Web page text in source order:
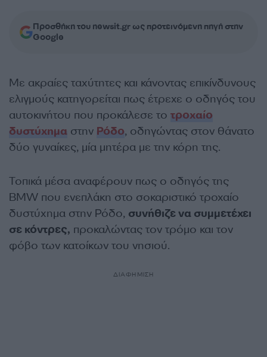
Προσθήκη του newsit.gr ως προτεινόμενη πηγή στην
Google
Με ακραίες ταχύτητες και κάνοντας επικίνδυνους
ελιγμούς κατηγορείται πως έτρεχε ο οδηγός του
αυτοκινήτου που προκάλεσε το τροχαίο
δυστύχημα στην Ρόδο, οδηγώντας στον θάνατο
δύο γυναίκες, μία μητέρα με την κόρη της.
Τοπικά μέσα αναφέρουν πως ο οδηγός της
BMW που ενεπλάκη στο σοκαριστικό τροχαίο
δυστύχημα στην Ρόδο, συνήθιζε να συμμετέχει
σε κόντρες, προκαλώντας τον τρόμο και τον
φόβο των κατοίκων του νησιού.
ΔΙΑΦΗΜΙΣΗ